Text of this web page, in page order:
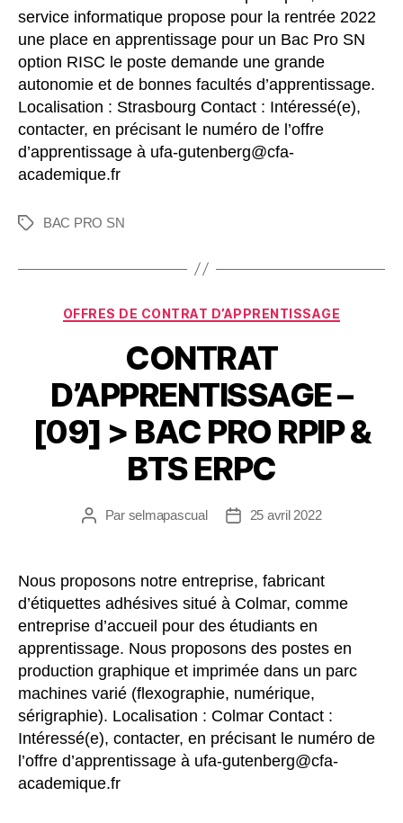
service informatique propose pour la rentrée 2022
une place en apprentissage pour un Bac Pro SN
option RISC le poste demande une grande
autonomie et de bonnes facultés d’apprentissage.
Localisation : Strasbourg Contact : Intéressé(e),
contacter, en précisant le numéro de l’offre
d’apprentissage à ufa-gutenberg@cfa-
academique.fr
BAC PRO SN
OFFRES DE CONTRAT D’APPRENTISSAGE
CONTRAT
D’APPRENTISSAGE –
[09] > BAC PRO RPIP &
BTS ERPC
Par selmapascual 25 avril 2022
Nous proposons notre entreprise, fabricant
d’étiquettes adhésives situé à Colmar, comme
entreprise d’accueil pour des étudiants en
apprentissage. Nous proposons des postes en
production graphique et imprimée dans un parc
machines varié (flexographie, numérique,
sérigraphie). Localisation : Colmar Contact :
Intéressé(e), contacter, en précisant le numéro de
l’offre d’apprentissage à ufa-gutenberg@cfa-
academique.fr